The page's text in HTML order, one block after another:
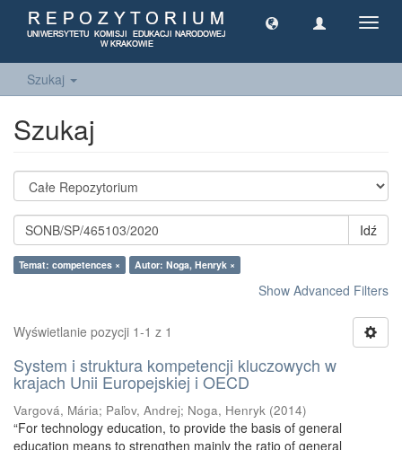
Szukaj
Szukaj
Idź
Temat: competences × Autor: Noga, Henryk ×
Show Advanced Filters
Wyświetlanie pozycji 1-1 z 1
System i struktura kompetencji kluczowych w
krajach Unii Europejskiej i OECD
Vargová, Mária; Paľov, Andrej; Noga, Henryk (2014)
“For technology education, to provide the basis of general
education means to strengthen mainly the ratio of general